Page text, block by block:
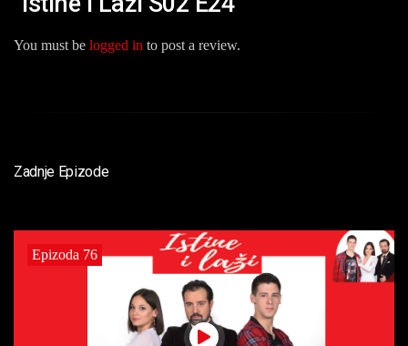
You must be logged in to post a review.
Zadnje Epizode
Epizoda 76